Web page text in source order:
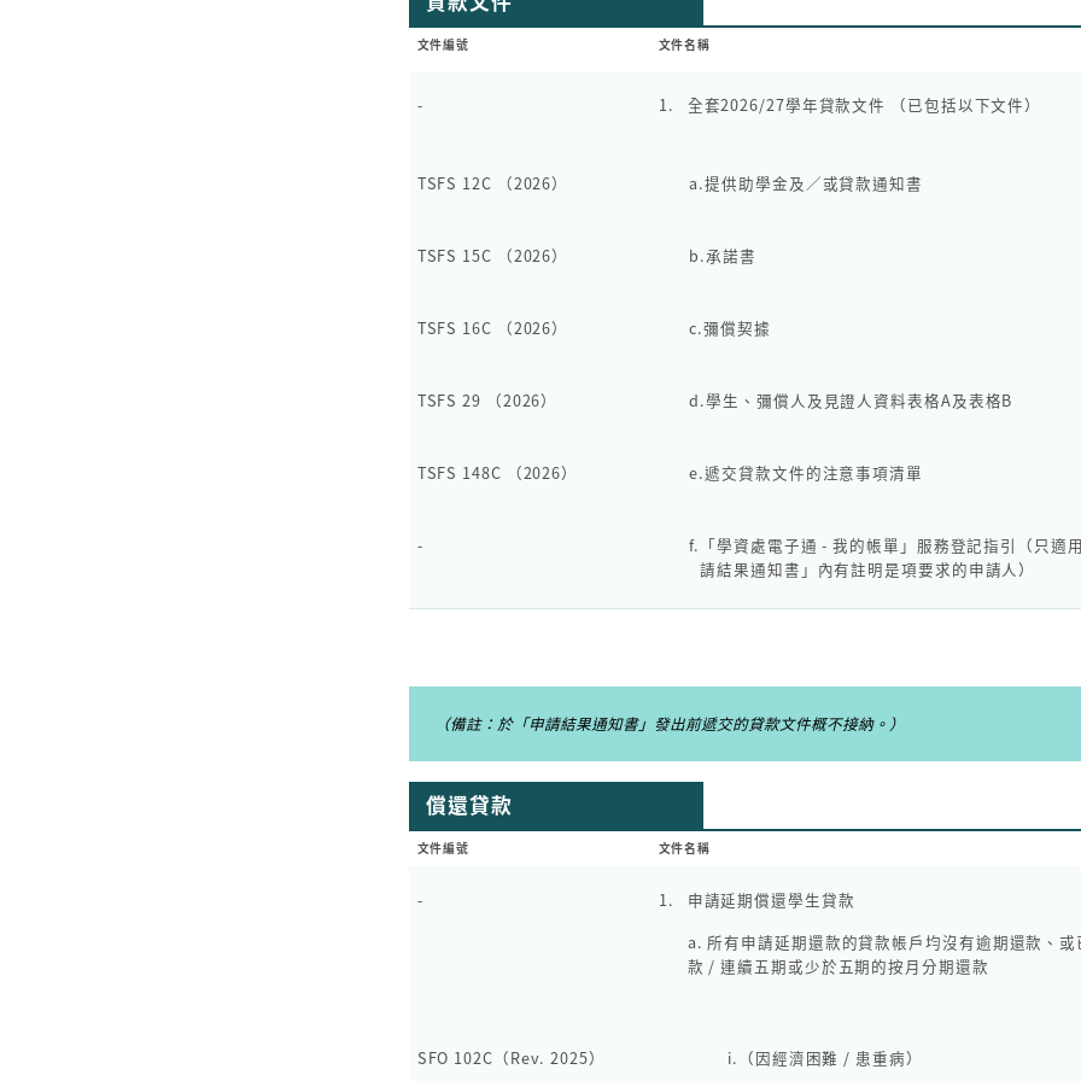
文件編號 文件名稱
- 1. 全套2026/27學年貸款文件 （已包括以下文件）
TSFS 12C （2026） a.提供助學金及／或貸款通知書
TSFS 15C （2026） b.承諾書
TSFS 16C （2026） c.彌償契據
TSFS 29 （2026） d.學生、彌償人及見證人資料表格A及表格B
TSFS 148C （2026） e.遞交貸款文件的注意事項清單
- f. 「學資處電子通 - 我的帳單」服務登記指引（只適
請結果通知書」內有註明是項要求的申請人）
（備註：於「申請結果通知書」發出前遞交的貸款文件概不接納。）
償還貸款
文件編號 文件名稱
- 1.
申請延期償還學生貸款
a. 所有申請延期還款的貸款帳戶均沒有逾期還款、
款 / 連續五期或少於五期的按月分期還款
SFO 102C（Rev. 2025） i. （因經濟困難 / 患重病）